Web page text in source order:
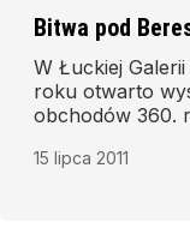
Bitwa pod
W Łuckiej
roku otwarto
obchodów 360.
15 lipca 2011